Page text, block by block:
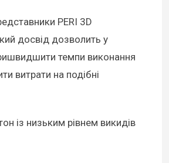
PERI 3D
досвід дозволить у
темпи виконання
витрати на подібні
із низьким рівнем викидів